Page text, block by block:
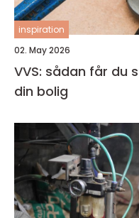
inspiration
02. May 2026
VVS: sådan får du
din bolig